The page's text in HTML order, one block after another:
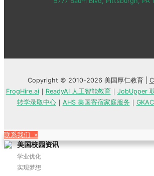
Copyright © 2010-2026 美国厚仁教育 |
FrogHire.ai｜ ReadyAI 人工智能教育｜ JobUpper
转学录取中心｜ AHS 美国寄宿家庭服务 ｜
联系我们 »
美国校园资讯
学业优化
实现梦想